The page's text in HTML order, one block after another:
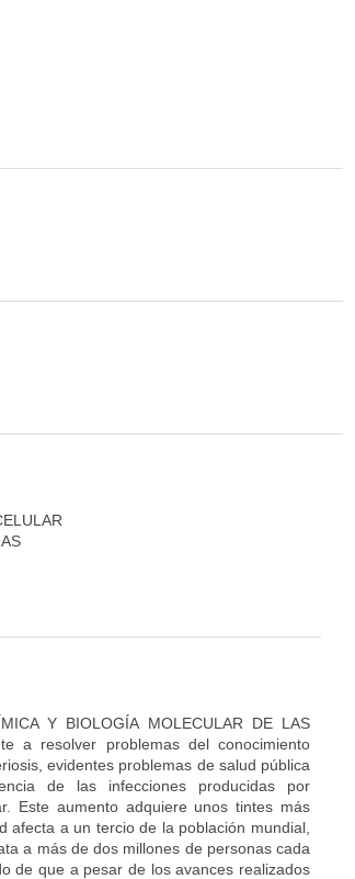
Y BIOLOGÍA MOLECULAR DE LAS
a resolver problemas del conocimiento
evidentes problemas de salud pública
de las infecciones producidas por
Este aumento adquiere unos tintes más
a un tercio de la población mundial,
a más de dos millones de personas cada
de que a pesar de los avances realizados